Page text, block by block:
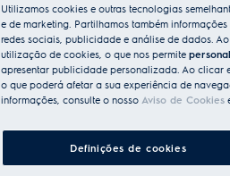
Utilizamos cookies e outras tecnologias
e de marketing. Partilhamos também
redes sociais, publicidade e análise de dados.
utilização de cookies, o que nos permite
apresentar publicidade personalizada. Ao clicar
o que poderá afetar a sua experiência de
informações, consulte o nosso Aviso de Cookies
Definições de cookies